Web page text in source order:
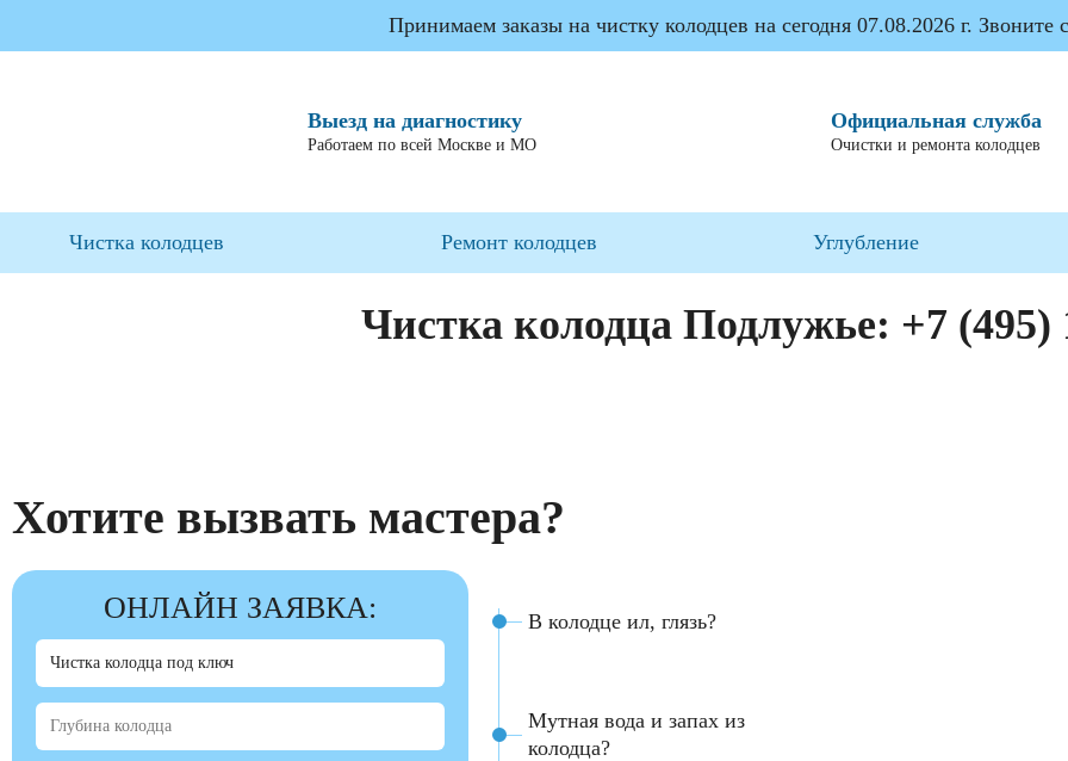
Принимаем заказы на чистку колодцев на сегодня 07.08.2026 г. Звоните
Выезд на диагностику
Работаем по всей Москве и МО
Официальная служба
Очистки и ремонта колодцев
Чистка колодцев Ремонт колодцев Углубление
Чистка колодца Подлужье: +7 (495)
Хотите вызвать мастера?
ОНЛАЙН ЗАЯВКА: В колодце ил, глязь?
Мутная вода и запах из
колодца?